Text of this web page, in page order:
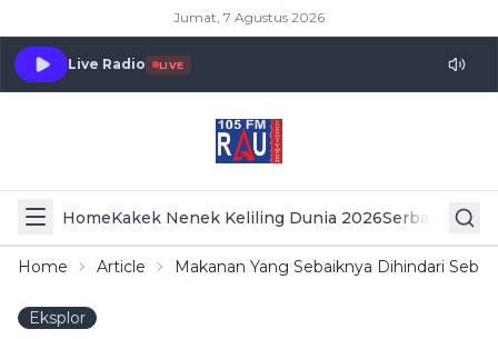
Jumat, 7 Agustus 2026
Live Radio LIVE
HomeKakek Nenek Keliling Dunia 2026Serba Serbi
Home Article Makanan Yang Sebaiknya Dihindari
Eksplor